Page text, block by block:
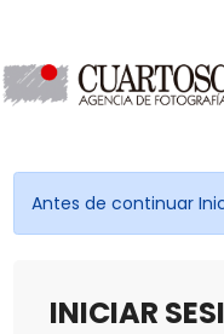
Antes de continuar
INICIAR